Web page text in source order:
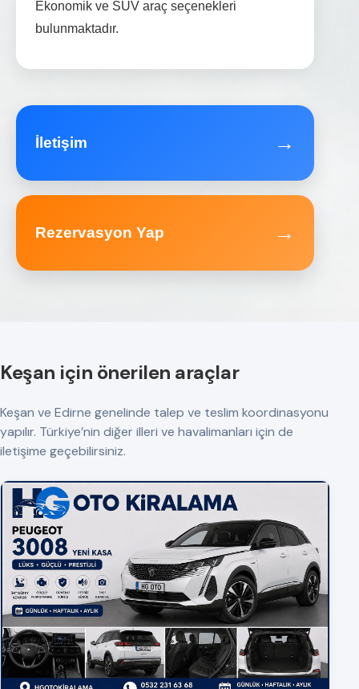
Ekonomik ve SUV araç seçenekleri
bulunmaktadır.
İletişim →
Rezervasyon Yap →
Keşan için önerilen araçlar
Keşan ve Edirne genelinde talep ve teslim koordinasyonu
yapılır. Türkiye’nin diğer illeri ve havalimanları için de
iletişime geçebilirsiniz.